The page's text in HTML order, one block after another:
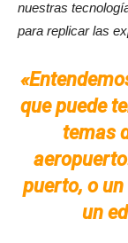
nuestras
para replicar las
que puede
temas
puerto, o
un